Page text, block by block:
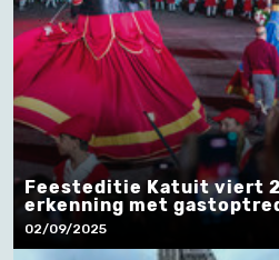
Feesteditie Katuit viert
erkenning met
02/09/2025